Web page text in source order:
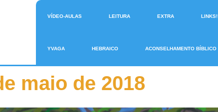
VÍDEO-AULAS LEITURA EXTRA LINKS!
YVAGA HEBRAICO ACONSELHAMENTO BÍBLICO
maio de 2018